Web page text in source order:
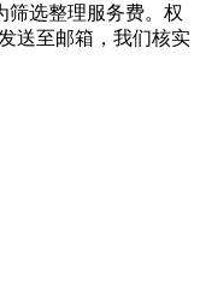
筛选整理服务费。权
送至邮箱，我们核实